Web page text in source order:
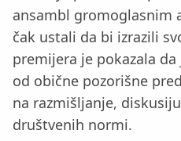
ansambl gromoglasnim
čak ustali da bi izrazili
premijera je pokazala da
od obične pozorišne
na razmišljanje,
društvenih normi.